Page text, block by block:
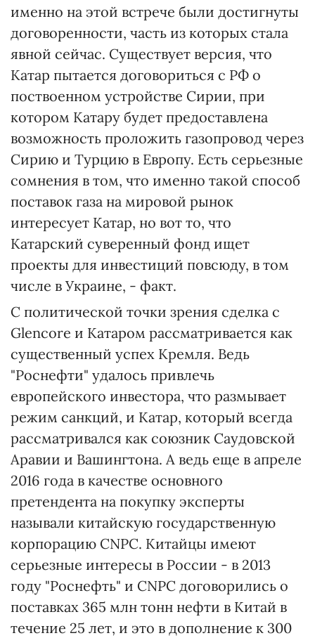
именно на этой встрече были достигнуты
договоренности, часть из которых стала
явной сейчас. Существует версия, что
Катар пытается договориться с РФ о
поствоенном устройстве Сирии, при
котором Катару будет предоставлена
возможность проложить газопровод через
Сирию и Турцию в Европу. Есть серьезные
сомнения в том, что именно такой способ
поставок газа на мировой рынок
интересует Катар, но вот то, что
Катарский суверенный фонд ищет
проекты для инвестиций повсюду, в том
числе в Украине, - факт.
С политической точки зрения сделка с
Glencore и Катаром рассматривается как
существенный успех Кремля. Ведь
"Роснефти" удалось привлечь
европейского инвестора, что размывает
режим санкций, и Катар, который всегда
рассматривался как союзник Саудовской
Аравии и Вашингтона. А ведь еще в апреле
2016 года в качестве основного
претендента на покупку эксперты
называли китайскую государственную
корпорацию CNPC. Китайцы имеют
серьезные интересы в России - в 2013
году "Роснефть" и CNPC договорились о
поставках 365 млн тонн нефти в Китай в
течение 25 лет, и это в дополнение к 300